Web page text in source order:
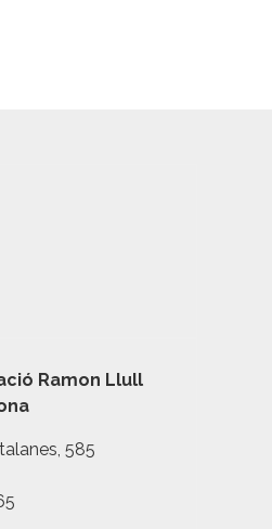
Ramon Llull
585